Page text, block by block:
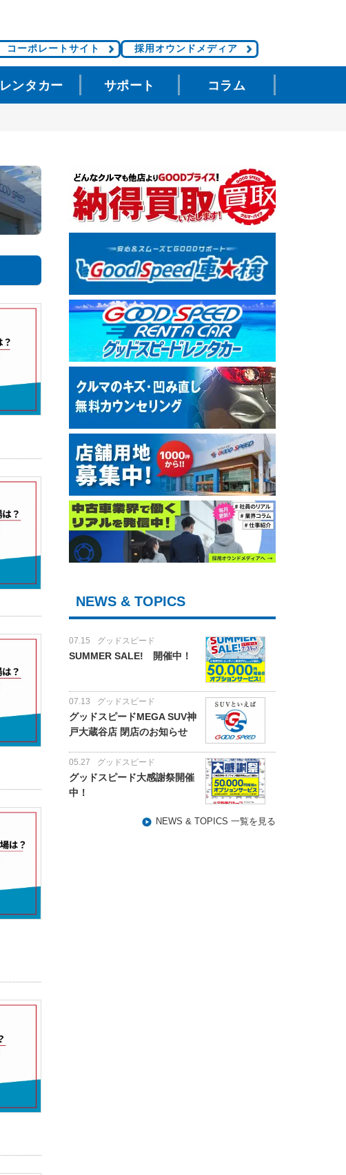
コーポレートサイト 採用オウンドメディア
レンタカー サポート コラム
NEWS & TOPICS
07.15 グッドスピード
SUMMER SALE! 開催中！
07.13 グッドスピード
グッドスピードMEGA SUV神
戸大蔵谷店 閉店のお知らせ
05.27 グッドスピード
グッドスピード大感謝祭開催
中！
NEWS & TOPICS 一覧を見る